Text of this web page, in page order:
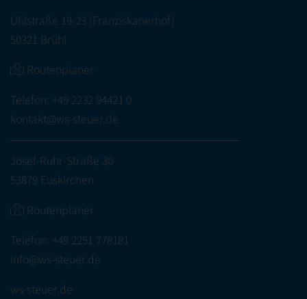
Uhlstraße 19-23 (Franziskanerhof)
50321 Brühl
Routenplaner
Telefon: +49 2232 94421 0
kontakt@ws-steuer.de
Josef-Ruhr-Straße 30
53879 Euskirchen
Routenplaner
Telefon: +49 2251 778181
info@ws-steuer.de
ws-steuer.de